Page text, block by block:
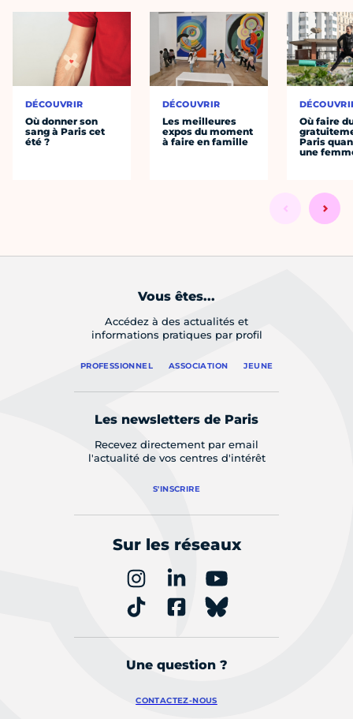
DÉCOUVRIR
Où donner son
sang à Paris cet
été ?
DÉCOUVRIR
Les meilleures
expos du moment
à faire en famille
Où faire
Paris
une
Vous êtes...
Accédez à des actualités et
informations pratiques par profil
PROFESSIONNEL ASSOCIATION JEUNE
Les newsletters de Paris
Recevez directement par email
l'actualité de vos centres d'intérêt
S'INSCRIRE
Sur les réseaux
Une question ?
CONTACTEZ-NOUS